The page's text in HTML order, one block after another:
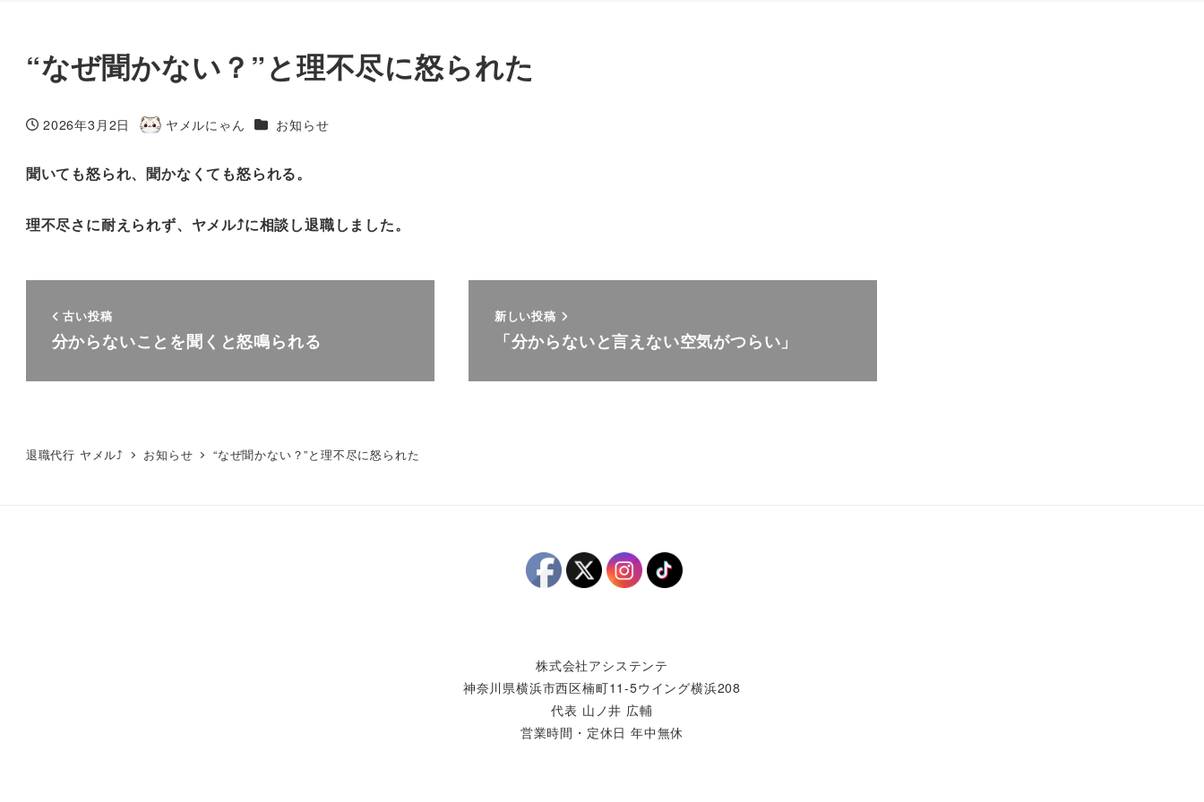
“なぜ聞かない？”と理不尽に怒られた
投稿日
2026年3月2日
著
ヤメルにゃん カテゴリー
お知らせ
聞いても怒られ、聞かなくても怒られる。
理不尽さに耐えられず、ヤメル⤴に相談し退職しました。
古い投稿
分からないことを聞くと怒鳴られる
新しい投稿
「分からないと言えない空気がつらい」
退職代行 ヤメル⤴ お知らせ “なぜ聞かない？”と理不尽に怒られた
株式会社アシステンテ
神奈川県横浜市西区楠町11-5ウイング横浜208
代表 山ノ井 広輔
営業時間・定休日 年中無休